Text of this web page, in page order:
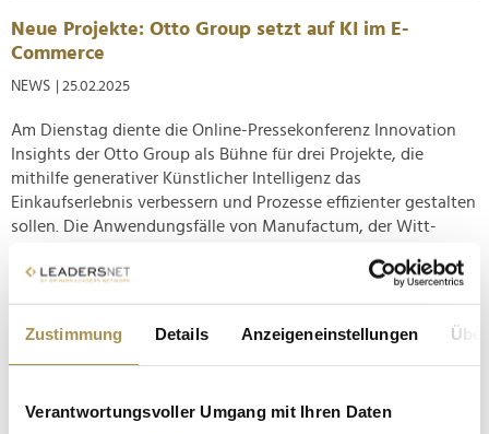
Zustimmung Details Anzeigeneinstellungen
Verantwortungsvoller Umgang mit Ihren Daten
Neue Projekte: Otto Group setzt auf KI im E-
Commerce
NEWS | 25.02.2025
Am Dienstag diente die Online-Pressekonferenz Innovation
Insights der Otto Group als Bühne für drei Projekte, die
mithilfe generativer Künstlicher Intelligenz das
Einkaufserlebnis verbessern und Prozesse effizienter gestalten
sollen. Die Anwendungsfälle von Manufactum, der Witt-
Die Bonprix Handelsgesellschaft mbH bestellte den Diplom-